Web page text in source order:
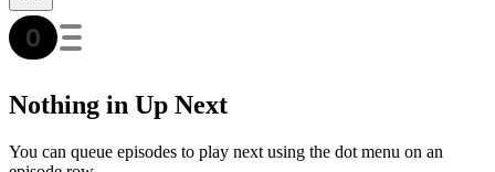
Nothing in Up Next
You can queue episodes to play next using the dot menu on an